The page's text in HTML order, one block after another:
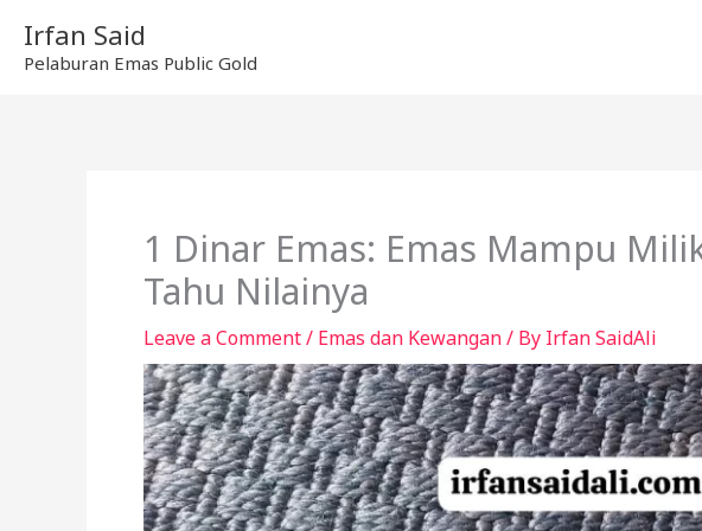
content
Irfan Said
Pelaburan Emas Public Gold
1 Dinar Emas: Emas Mampu
Tahu Nilainya
Leave a Comment/ Emas dan Kewangan/ By Irfan SaidAli